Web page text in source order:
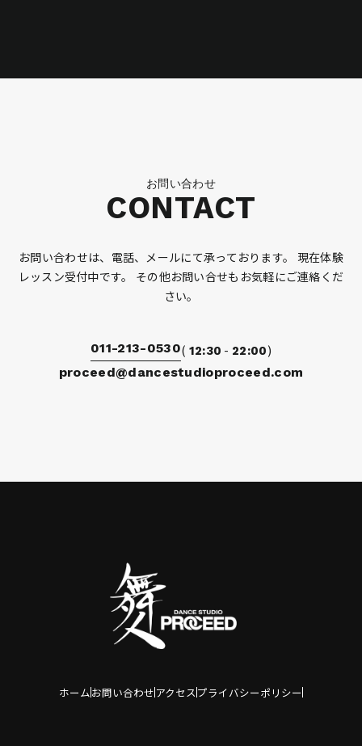
お問い合わせ
CONTACT
お問い合わせは、電話、メールにて承っております。
現在体験
レッスン受付中です。
その他お問い合せもお気軽にご連絡くだ
さい。
011-213-0530( 12:30 - 22:00)
proceed@dancestudioproceed.com
ホーム お問い合わせ アクセス プライバシーポリシー